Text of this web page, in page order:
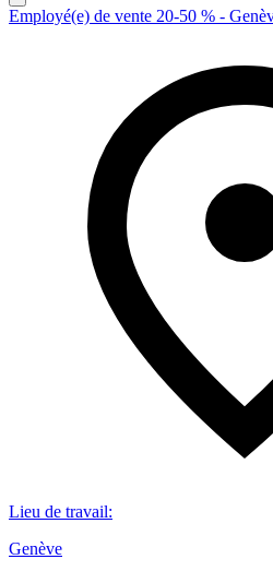
Employé(e) de vente 20-50 % -
Lieu de travail:
Genève